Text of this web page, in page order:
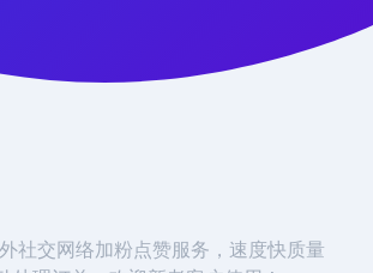
社交网络加粉点赞服务，速度快质量